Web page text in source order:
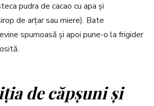
pudra de cacao cu apa și
de arțar sau miere). Bate
spumoasă și apoi pune-o la frigider
de căpșuni și